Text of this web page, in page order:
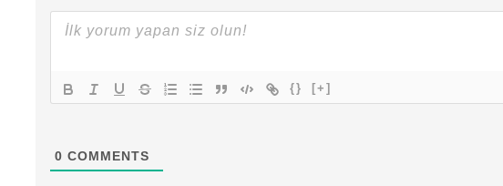
{} [+]
0 COMMENTS